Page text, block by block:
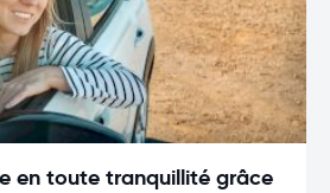
en toute tranquillité grâce